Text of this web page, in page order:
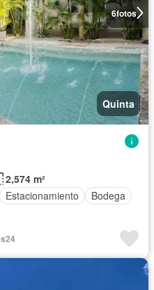
6fotos
Quinta
2,574 m²
Estacionamiento
Bodega